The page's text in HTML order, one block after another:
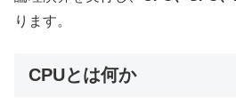
ります。
CPUとは何か